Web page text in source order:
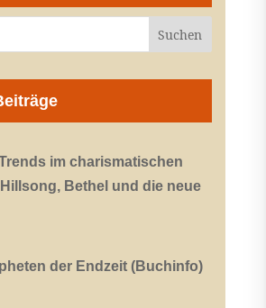
im charismatischen
Bethel und die neue
der Endzeit (Buchinfo)